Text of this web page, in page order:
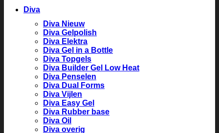
Diva
Diva Nieuw
Diva Gelpolish
Diva Elektra
Diva Gel in a Bottle
Diva Topgels
Diva Builder Gel Low Heat
Diva Penselen
Diva Dual Forms
Diva Vijlen
Diva Easy Gel
Diva Rubber base
Diva Oil
Diva overig